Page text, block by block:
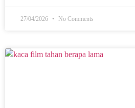
27/04/2026 No Comments